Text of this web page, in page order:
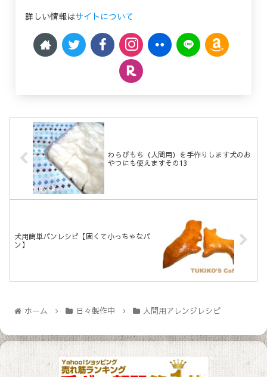
詳しい情報はサイトについて
わらびもち（人間用）を手作りします犬のお
やつにも使えますその13
犬用簡単パンレシピ【固くて小っちゃなパ
ン】
ホーム 日々製作中 人間用アレンジレシピ